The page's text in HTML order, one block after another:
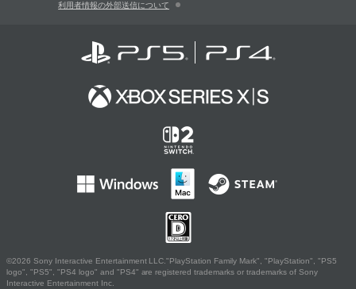
利用者情報の外部送信について
©2026 Sony Interactive Entertainment LLC."PlayStation Family Mark", "PlayStation", "PS5
logo", "PS5", "PS4 logo" and "PS4" are registered trademarks or trademarks of Sony
Interactive Entertainment Inc.